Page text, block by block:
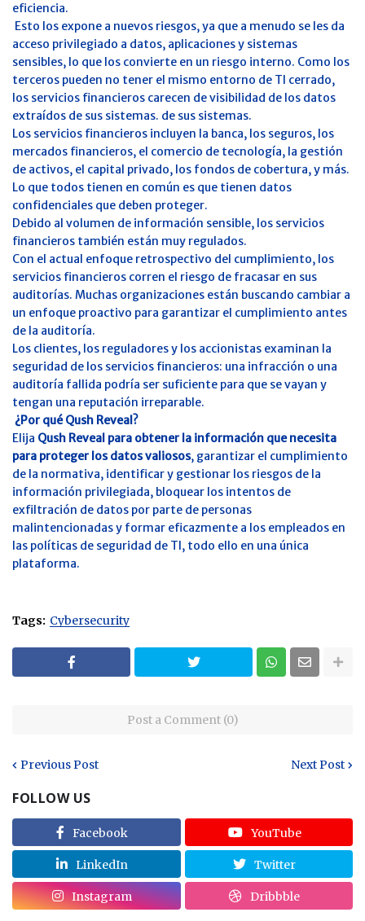
eficiencia.
Esto los expone a nuevos riesgos, ya que a menudo se les da
acceso privilegiado a datos, aplicaciones y sistemas
sensibles, lo que los convierte en un riesgo interno. Como los
terceros pueden no tener el mismo entorno de TI cerrado,
los servicios financieros carecen de visibilidad de los datos
extraídos de sus sistemas. de sus sistemas.
Los servicios financieros incluyen la banca, los seguros, los
mercados financieros, el comercio de tecnología, la gestión
de activos, el capital privado, los fondos de cobertura, y más.
Lo que todos tienen en común es que tienen datos
confidenciales que deben proteger.
Debido al volumen de información sensible, los servicios
financieros también están muy regulados.
Con el actual enfoque retrospectivo del cumplimiento, los
servicios financieros corren el riesgo de fracasar en sus
auditorías. Muchas organizaciones están buscando cambiar a
un enfoque proactivo para garantizar el cumplimiento antes
de la auditoría.
Los clientes, los reguladores y los accionistas examinan la
seguridad de los servicios financieros: una infracción o una
auditoría fallida podría ser suficiente para que se vayan y
tengan una reputación irreparable.
¿Por qué Qush Reveal?
Elija Qush Reveal para obtener la información que necesita
para proteger los datos valiosos, garantizar el cumplimiento
de la normativa, identificar y gestionar los riesgos de la
información privilegiada, bloquear los intentos de
exfiltración de datos por parte de personas
malintencionadas y formar eficazmente a los empleados en
las políticas de seguridad de TI, todo ello en una única
plataforma.
Tags: Cybersecurity
Post a Comment (0)
Previous Post Next Post
FOLLOW US
Facebook YouTube
LinkedIn Twitter
Instagram Dribbble